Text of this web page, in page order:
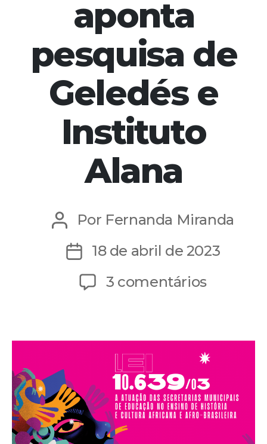
aponta
pesquisa de
Geledés e
Instituto
Alana
Autor
do
post
Por Fernanda Miranda
Data
de
publicação
18 de abril de 2023
3 comentáriosem
sobre
ensino
de
história